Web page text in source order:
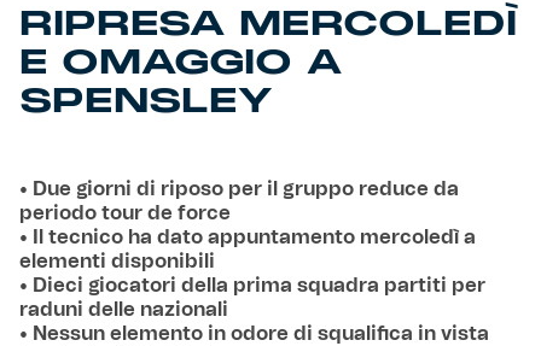
RIPRESA MERCOLEDÌ
E OMAGGIO A
SPENSLEY
• Due giorni di riposo per il gruppo reduce da
periodo tour de force
• Il tecnico ha dato appuntamento mercoledì a
elementi disponibili
• Dieci giocatori della prima squadra partiti per
raduni delle nazionali
• Nessun elemento in odore di squalifica in vista